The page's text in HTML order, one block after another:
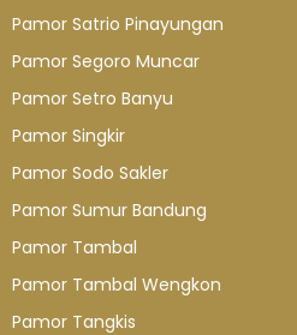
Pamor Satrio Pinayungan
Pamor Segoro Muncar
Pamor Setro Banyu
Pamor Singkir
Pamor Sodo Sakler
Pamor Sumur Bandung
Pamor Tambal
Pamor Tambal Wengkon
Pamor Tangkis